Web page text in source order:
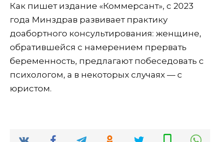
Как пишет издание «Коммерсант», с 2023
года Минздрав развивает практику
доабортного консультирования: женщине,
обратившейся с намерением прервать
беременность, предлагают побеседовать с
психологом, а в некоторых случаях — с
юристом.